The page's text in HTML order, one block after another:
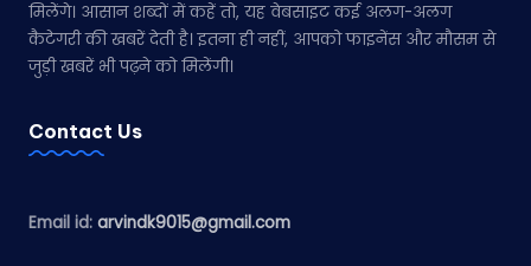
मिलेंगे। आसान शब्दों में कहें तो, यह वेबसाइट कई अलग-अलग
कैटेगरी की खबरें देती है। इतना ही नहीं, आपको फाइनेंस और मौसम से
जुड़ी खबरें भी पढ़ने को मिलेंगी।
Contact Us
Email id: arvindk9015@gmail.com